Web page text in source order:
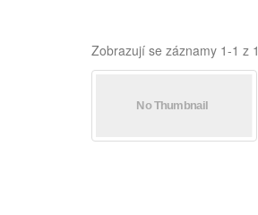
Zobrazují se záznamy 1-1 z 1